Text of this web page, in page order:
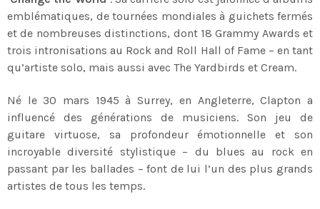
emblématiques, de tournées mondiales à guichets fermés
et de nombreuses distinctions, dont 18 Grammy Awards et
trois intronisations au Rock and Roll Hall of Fame – en tant
qu’artiste solo, mais aussi avec The Yardbirds et Cream.
Né le 30 mars 1945 à Surrey, en Angleterre, Clapton a
influencé des générations de musiciens. Son jeu de
guitare virtuose, sa profondeur émotionnelle et son
incroyable diversité stylistique – du blues au rock en
passant par les ballades – font de lui l’un des plus grands
artistes de tous les temps.